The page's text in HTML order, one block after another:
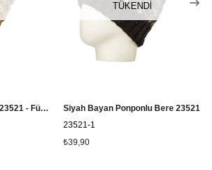
Bayan Ponponlu Bere 23521 - Füme
TÜKENDI
Siyah Bayan Ponponlu Bere 23521
23521-1
₺39,90